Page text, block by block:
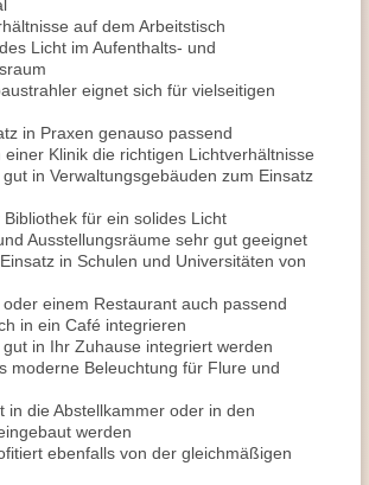
auf dem Arbeitstisch
Licht im Aufenthalts- und
eignet sich für vielseitigen
in Praxen genauso passend
einer Klinik die richtigen Lichtverhältnisse
in Verwaltungsgebäuden zum Einsatz
für ein solides Licht
Ausstellungsräume sehr gut geeignet
in Schulen und Universitäten von
einem Restaurant auch passend
in ein Café integrieren
in Ihr Zuhause integriert werden
moderne Beleuchtung für Flure und
in die Abstellkammer oder in den
werden
ebenfalls von der gleichmäßigen